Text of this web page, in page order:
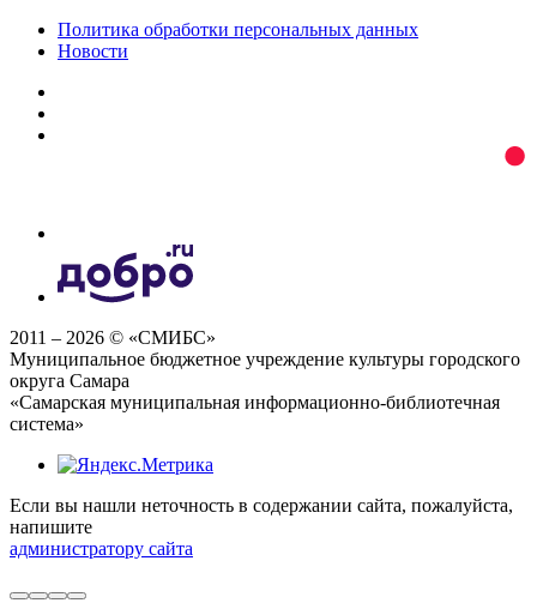
Политика обработки персональных данных
Новости
2011 – 2026 © «СМИБС»
Муниципальное бюджетное учреждение культуры городского
округа Самара
«Самарская муниципальная информационно-библиотечная
система»
Если вы нашли неточность в содержании сайта, пожалуйста,
напишите
администратору сайта